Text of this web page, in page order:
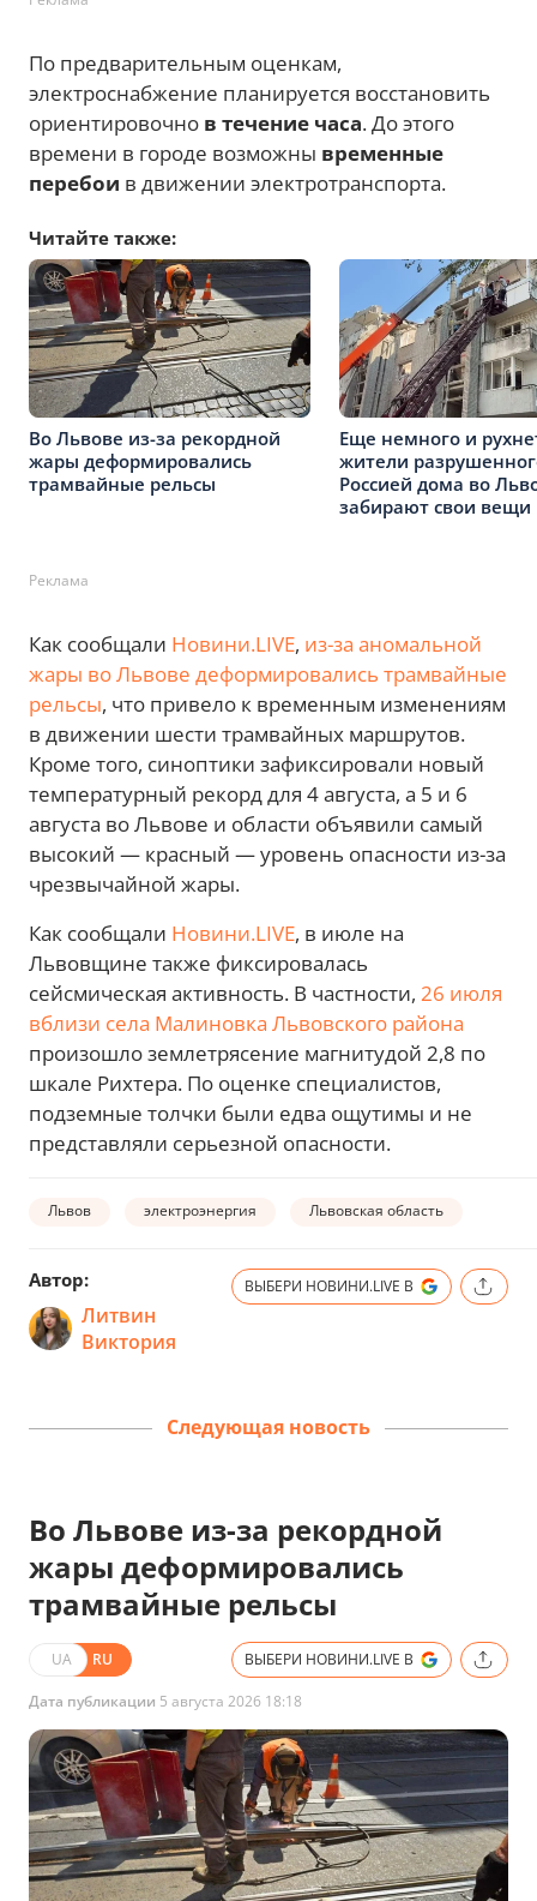
По предварительным оценкам,
электроснабжение планируется восстановить
ориентировочно в течение часа. До этого
времени в городе возможны временные
перебои в движении электротранспорта.
Читайте также:
Во Львове из-за рекордной
жары деформировались
трамвайные рельсы
Еще немного и
жители
Россией дома во
забирают свои вещи
Реклама
Как сообщали Новини.LIVE, из-за аномальной
жары во Львове деформировались трамвайные
рельсы, что привело к временным изменениям
в движении шести трамвайных маршрутов.
Кроме того, синоптики зафиксировали новый
температурный рекорд для 4 августа, а 5 и 6
августа во Львове и области объявили самый
высокий — красный — уровень опасности из-за
чрезвычайной жары.
Как сообщали Новини.LIVE, в июле на
Львовщине также фиксировалась
сейсмическая активность. В частности, 26 июля
вблизи села Малиновка Львовского района
произошло землетрясение магнитудой 2,8 по
шкале Рихтера. По оценке специалистов,
подземные толчки были едва ощутимы и не
представляли серьезной опасности.
Львов электроэнергия Львовская область
Автор:
Литвин
Виктория
ВЫБЕРИ НОВИНИ.LIVE В
Следующая новость
Во Львове из-за рекордной
жары деформировались
трамвайные рельсы
UA RU ВЫБЕРИ НОВИНИ.LIVE В
Дата публикации 5 августа 2026 18:18